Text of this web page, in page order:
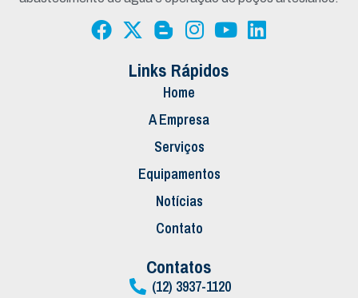
Links Rápidos
Home
A Empresa
Serviços
Equipamentos
Notícias
Contato
Contatos
(12) 3937-1120